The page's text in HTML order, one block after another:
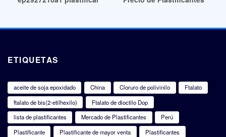
ETIQUETAS
aceite de soja epoxidado China Cloruro de polivinilo
Ftalato
ftalato de bis(2-etilhexilo)
Ftalato de dioctilo Dop
lista de plastificantes
Mercado de Plastificantes
Perú
Plastificante
Plastificante de mayor venta
Plastificantes